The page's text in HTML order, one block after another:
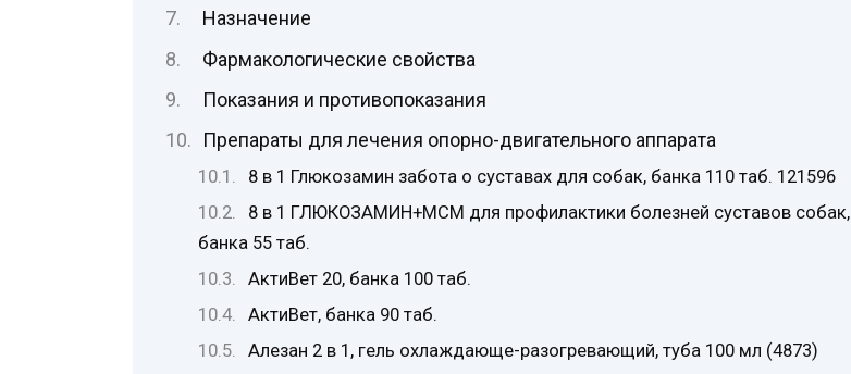
Назначение
Фармакологические свойства
Показания и противопоказания
Препараты для лечения опорно-двигательного аппарата
8 в 1 Глюкозамин забота о суставах для собак, банка 110 таб. 121596
8 в 1 ГЛЮКОЗАМИН+МСМ для профилактики болезней суставов собак,
банка 55 таб.
АктиВет 20, банка 100 таб.
АктиВет, банка 90 таб.
Алезан 2 в 1, гель охлаждающе-разогревающий, туба 100 мл (4873)